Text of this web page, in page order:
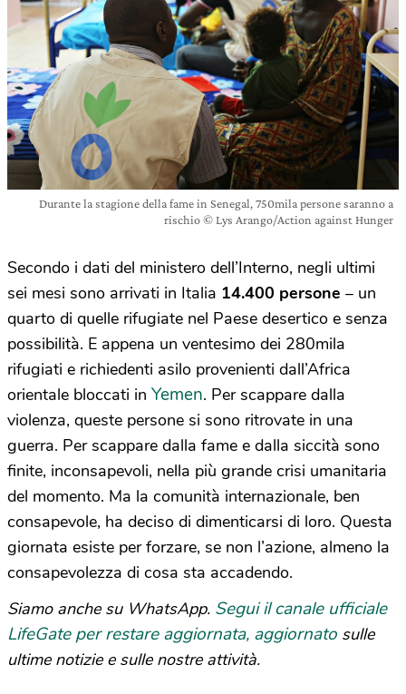
Durante la stagione della fame in Senegal, 750mila persone saranno a
rischio © Lys Arango/Action against Hunger
Secondo i dati del ministero dell’Interno, negli ultimi
sei mesi sono arrivati in Italia 14.400 persone – un
quarto di quelle rifugiate nel Paese desertico e senza
possibilità. E appena un ventesimo dei 280mila
rifugiati e richiedenti asilo provenienti dall’Africa
orientale bloccati in Yemen. Per scappare dalla
violenza, queste persone si sono ritrovate in una
guerra. Per scappare dalla fame e dalla siccità sono
finite, inconsapevoli, nella più grande crisi umanitaria
del momento. Ma la comunità internazionale, ben
consapevole, ha deciso di dimenticarsi di loro. Questa
giornata esiste per forzare, se non l’azione, almeno la
consapevolezza di cosa sta accadendo.
Siamo anche su WhatsApp. Segui il canale ufficiale
LifeGate per restare aggiornata, aggiornato sulle
ultime notizie e sulle nostre attività.